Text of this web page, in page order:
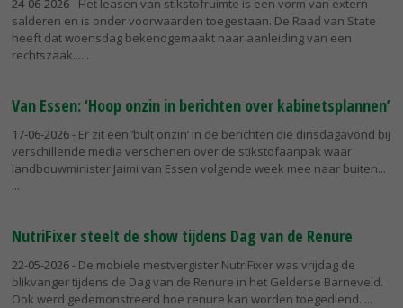
24-06-2026- Het leasen van stikstofruimte is een vorm van extern
salderen en is onder voorwaarden toegestaan. De Raad van State
heeft dat woensdag bekendgemaakt naar aanleiding van een
rechtszaak...
Van Essen: ‘Hoop onzin in berichten over kabinetsplannen’
17-06-2026- Er zit een ‘bult onzin’ in de berichten die dinsdagavond bij
verschillende media verschenen over de stikstofaanpak waar
landbouwminister Jaimi van Essen volgende week mee naar buiten...
NutriFixer steelt de show tijdens Dag van de Renure
22-05-2026- De mobiele mestvergister NutriFixer was vrijdag de
blikvanger tijdens de Dag van de Renure in het Gelderse Barneveld.
Ook werd gedemonstreerd hoe renure kan worden toegediend.